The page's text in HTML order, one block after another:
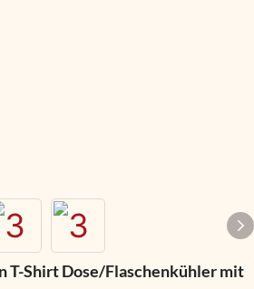
T-Shirt Dose/Flaschenkühler mit